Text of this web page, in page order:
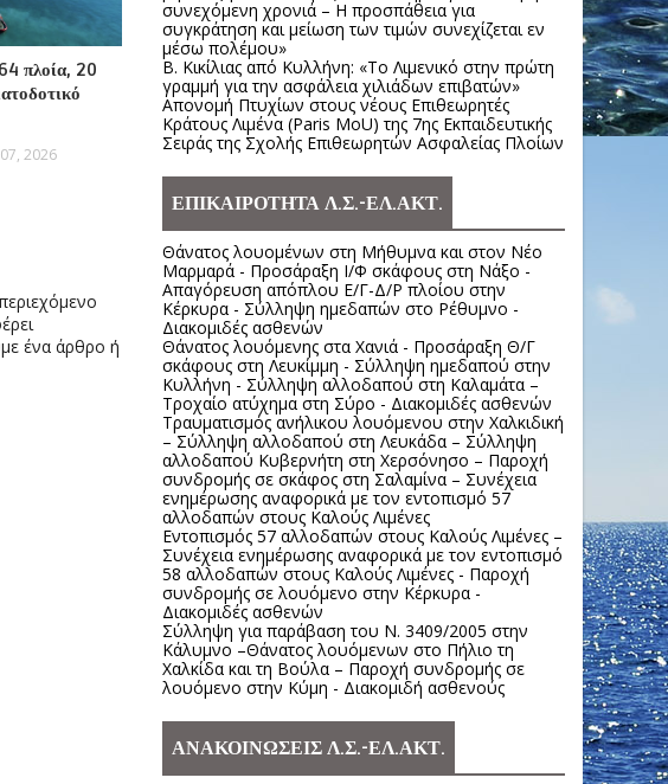
πλοία, 20
2026
ένα άρθρο ή
συνεχόμενη χρονιά – Η προσπάθεια για
συγκράτηση και μείωση των τιμών συνεχίζεται εν
μέσω πολέμου»
Β. Κικίλιας από Κυλλήνη: «Το Λιμενικό στην πρώτη
γραμμή για την ασφάλεια χιλιάδων επιβατών»
Απονομή Πτυχίων στους νέους Επιθεωρητές
Κράτους Λιμένα (Paris MoU) της 7ης Εκπαιδευτικής
Σειράς της Σχολής Επιθεωρητών Ασφαλείας Πλοίων
ΕΠΙΚΑΙΡΟΤΗΤΑ Λ.Σ.-ΕΛ.ΑΚΤ.
Θάνατος λουομένων στη Μήθυμνα και στον Νέο
Μαρμαρά - Προσάραξη Ι/Φ σκάφους στη Νάξο -
Απαγόρευση απόπλου Ε/Γ-Δ/Ρ πλοίου στην
Κέρκυρα - Σύλληψη ημεδαπών στο Ρέθυμνο -
Διακομιδές ασθενών
Θάνατος λουόμενης στα Χανιά - Προσάραξη Θ/Γ
σκάφους στη Λευκίμμη - Σύλληψη ημεδαπού στην
Κυλλήνη - Σύλληψη αλλοδαπού στη Καλαμάτα –
Τροχαίο ατύχημα στη Σύρο - Διακομιδές ασθενών
Τραυματισμός ανήλικου λουόμενου στην Χαλκιδική
– Σύλληψη αλλοδαπού στη Λευκάδα – Σύλληψη
αλλοδαπού Κυβερνήτη στη Χερσόνησο – Παροχή
συνδρομής σε σκάφος στη Σαλαμίνα – Συνέχεια
ενημέρωσης αναφορικά με τον εντοπισμό 57
αλλοδαπών στους Καλούς Λιμένες
Εντοπισμός 57 αλλοδαπών στους Καλούς Λιμένες –
Συνέχεια ενημέρωσης αναφορικά με τον εντοπισμό
58 αλλοδαπών στους Καλούς Λιμένες - Παροχή
συνδρομής σε λουόμενο στην Κέρκυρα -
Διακομιδές ασθενών
Σύλληψη για παράβαση του Ν. 3409/2005 στην
Κάλυμνο –Θάνατος λουόμενων στο Πήλιο τη
Χαλκίδα και τη Βούλα – Παροχή συνδρομής σε
λουόμενο στην Κύμη - Διακομιδή ασθενούς
ΑΝΑΚΟΙΝΩΣΕΙΣ Λ.Σ.-ΕΛ.ΑΚΤ.